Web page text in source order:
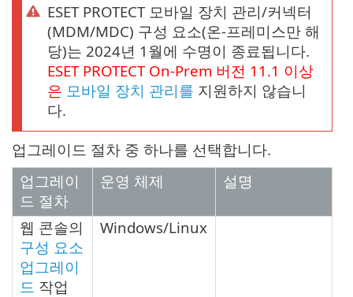
ESET PROTECT 모바일 장치 관리/커넥터
(MDM/MDC) 구성 요소(온-프레미스만 해
당)는 2024년 1월에 수명이 종료됩니다.
ESET PROTECT On-Prem 버전 11.1 이상
은 모바일 장치 관리를 지원하지 않습니
다.
업그레이드 절차 중 하나를 선택합니다.
업그레이
드 절차
운영 체제 설명
웹 콘솔의
구성 요소
업그레이
드 작업
Windows/Linux